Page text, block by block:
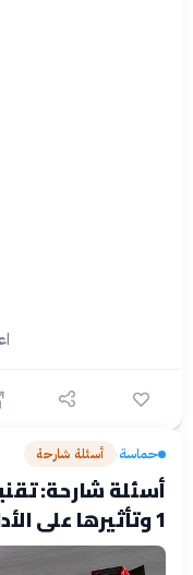
حماسة› أسئلة شارحة
أسئلة شارحة:
1 وتأثيرها على الأداء